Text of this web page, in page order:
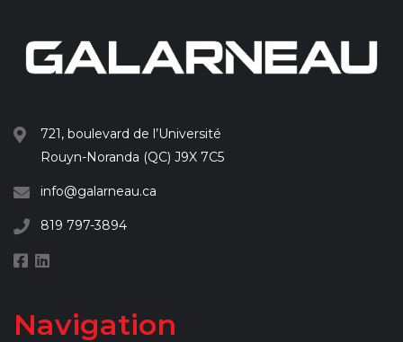
721, boulevard de l’Université
Rouyn-Noranda (QC) J9X 7C5
info@galarneau.ca
819 797-3894
Navigation